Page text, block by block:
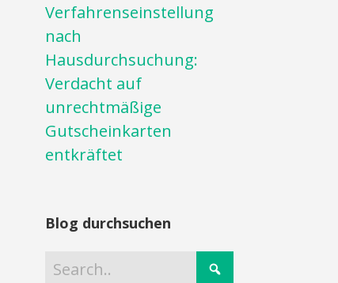
Verfahrenseinstellung
nach
Hausdurchsuchung:
Verdacht auf
unrechtmäßige
Gutscheinkarten
entkräftet
Blog durchsuchen